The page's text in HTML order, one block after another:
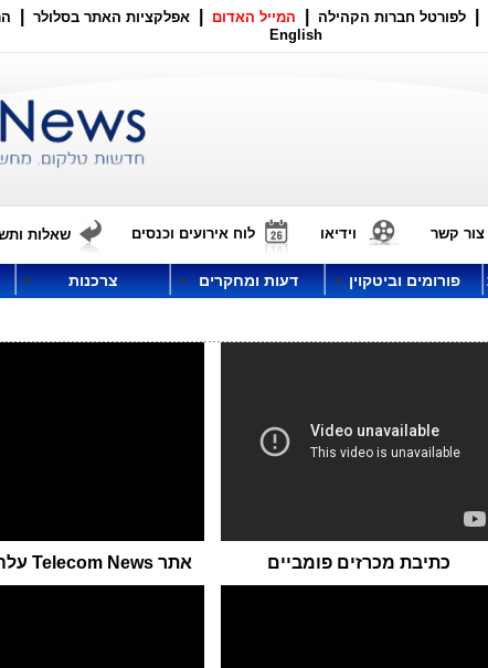
לפורטל חברות הקהילה המייל האדום אפלקציות האתר בסלולר
English
צור קשר וידיאו לוח אירועים וכנסים שאלות
פורומים וביטקוין דעות ומחקרים צרכנות
כתיבת מכרזים פומביים אתר Telecom News עלה לאוויר